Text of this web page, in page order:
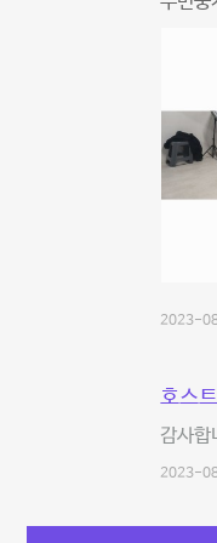
2023-
호스
감사합
2023-